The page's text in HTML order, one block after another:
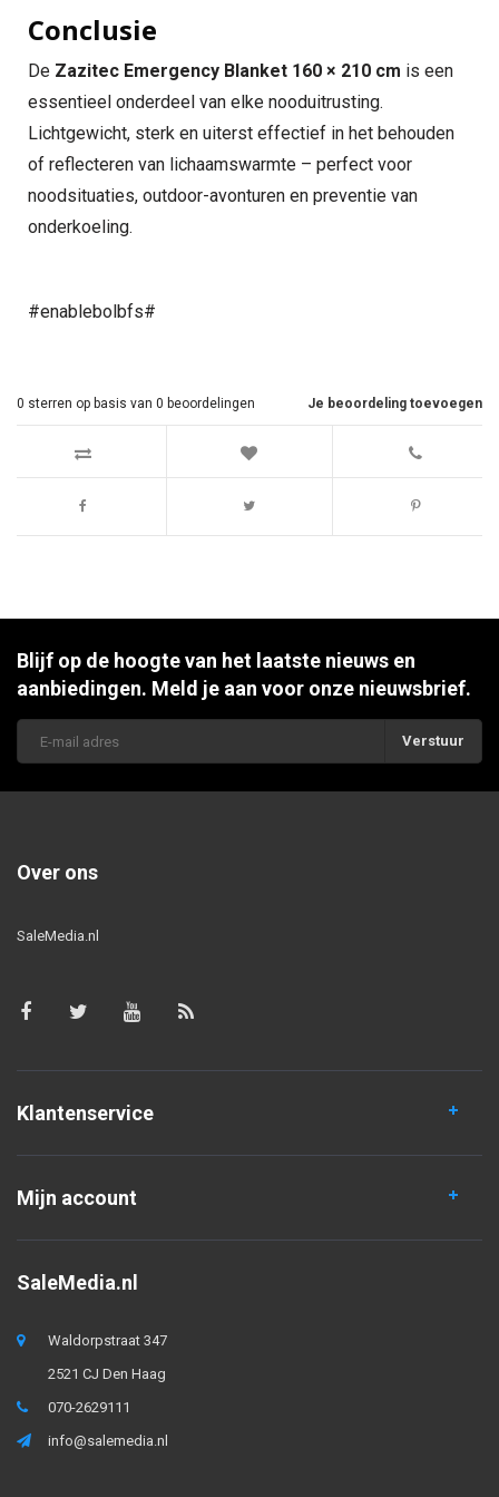
Conclusie
De Zazitec Emergency Blanket 160 × 210 cm is een
essentieel onderdeel van elke nooduitrusting.
Lichtgewicht, sterk en uiterst effectief in het behouden
of reflecteren van lichaamswarmte – perfect voor
noodsituaties, outdoor-avonturen en preventie van
onderkoeling.
#enablebolbfs#
Je beoordeling toevoegen
0 sterren op basis van 0 beoordelingen
Blijf op de hoogte van het laatste nieuws en
aanbiedingen. Meld je aan voor onze nieuwsbrief.
Verstuur
Over ons
SaleMedia.nl
Klantenservice
Mijn account
SaleMedia.nl
Waldorpstraat 347
2521 CJ Den Haag
070-2629111
info@salemedia.nl